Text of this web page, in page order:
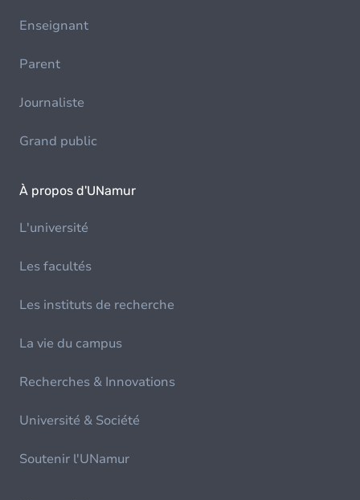
Enseignant
Parent
Journaliste
Grand public
À propos d'UNamur
L'université
Les facultés
Les instituts de recherche
La vie du campus
Recherches & Innovations
Université & Société
Soutenir l'UNamur